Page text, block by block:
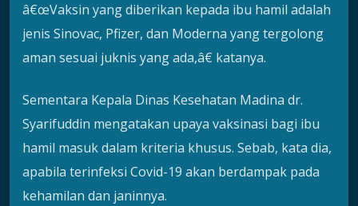
â€œVaksin yang diberikan kepada ibu hamil adalah
jenis Sinovac, Pfizer, dan Moderna yang tergolong
aman sesuai juknis yang ada,â€ katanya.
Sementara Kepala Dinas Kesehatan Madina dr.
Syarifuddin mengatakan upaya vaksinasi bagi ibu
hamil masuk dalam kriteria khusus. Sebab, kata dia,
apabila terinfeksi Covid-19 akan berdampak pada
kehamilan dan janinnya.